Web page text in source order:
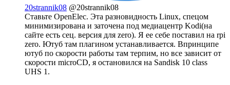
20strannik08 @20strannik08
Ставьте OpenElec. Эта разновидность Linux, спецом
минимизирована и заточена под медиацентр Kodi(на
сайте есть сец. версия для zero). Я ее себе поставил на rpi
zero. Ютуб там плагином устанавливается. Впринципе
ютуб по скорости работы там терпим, но все зависит от
скорости microCD, я остановился на Sandisk 10 class
UHS 1.